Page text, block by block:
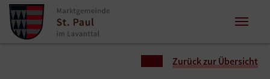
Zum Inhalt springen
Zum Seitenende springen
Zurück zur Übersicht